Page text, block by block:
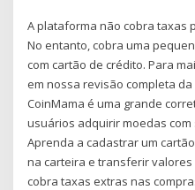
A plataforma não cobra taxas
No entanto, cobra uma
com cartão de crédito. Para
em nossa revisão completa da
CoinMama é uma grande
usuários adquirir moedas com
Aprenda a cadastrar um
na carteira e transferir
cobra taxas extras nas